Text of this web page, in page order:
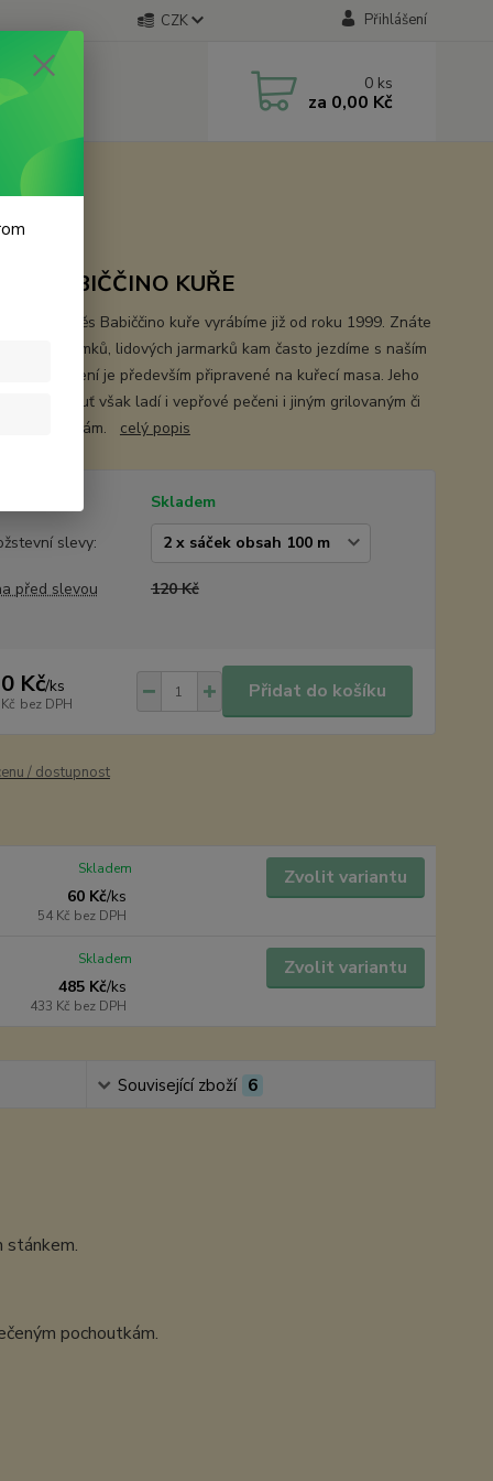
CZK Přihlášení
0 ks
za 0,00 Kč
BABIČČINO KUŘE
směs Babiččino kuře vyrábíme již od roku 1999. Znáte
hradů, zámků, lidových jarmarků kam často jezdíme s naším
Toto koření je především připravené na kuřecí masa. Jeho
příchuť však ladí i vepřové pečeni i jiným grilovaným či
pochoutkám. celý popis
Skladem
slevy:
před slevou 120 Kč
Kč/ks
bez DPH
Přidat do košíku
/ dostupnost
60 Kč/ks
54 Kč bez DPH
Skladem Zvolit variantu
485 Kč/ks
433 Kč bez DPH
Skladem Zvolit variantu
Související zboží 6
stánkem.
pochoutkám.